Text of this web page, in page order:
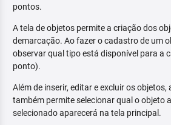
pontos.
A tela de objetos permite a criação dos
demarcação. Ao fazer o cadastro de um
observar qual tipo está disponível para a
ponto).
Além de inserir, editar e excluir os objetos,
também permite selecionar qual o objeto
selecionado aparecerá na tela principal.